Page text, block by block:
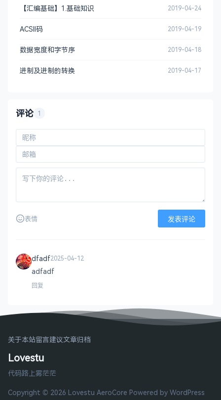
【汇编基础】1.基础知识 2019-04-24
ACSII码 2019-04-19
数据宽度和字节序 2019-04-18
进制及进制的转换 2019-04-17
评论 1
表情 发表评论
dfadf2025-04-12
adfadf
回复
关于本站留言建议文章归档
Lovestu
代码路上雾茫茫
Copyright © 2026 Lovestu AeroCore Powered by WordPress